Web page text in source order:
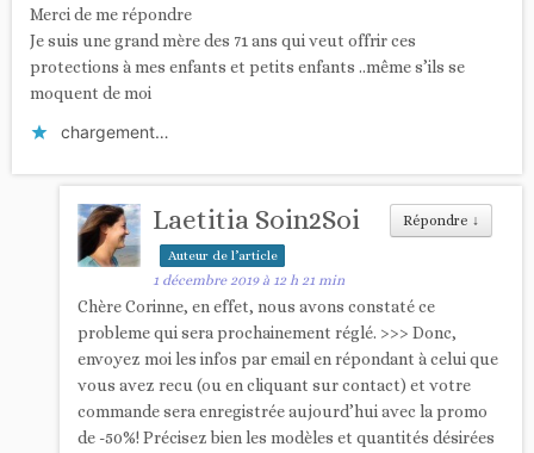
Merci de me répondre
Je suis une grand mère des 71 ans qui veut offrir ces
protections à mes enfants et petits enfants ..même s’ils se
moquent de moi
chargement…
Répondre ↓
Laetitia Soin2Soi
Auteur de l’article
1 décembre 2019 à 12 h 21 min
Chère Corinne, en effet, nous avons constaté ce
probleme qui sera prochainement réglé. >>> Donc,
envoyez moi les infos par email en répondant à celui que
vous avez recu (ou en cliquant sur contact) et votre
commande sera enregistrée aujourd’hui avec la promo
de -50%! Précisez bien les modèles et quantités désirées